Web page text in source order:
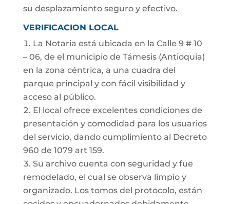
su desplazamiento seguro y efectivo.
VERIFICACION LOCAL
La Notaria está ubicada en la Calle 9 # 10
– 06, de el municipio de Támesis (Antioquia)
en la zona céntrica, a una cuadra del
parque principal y con fácil visibilidad y
acceso al público.
El local ofrece excelentes condiciones de
presentación y comodidad para los usuarios
del servicio, dando cumplimiento al Decreto
960 de 1079 art 159.
Su archivo cuenta con seguridad y fue
remodelado, el cual se observa limpio y
organizado. Los tomos del protocolo, están